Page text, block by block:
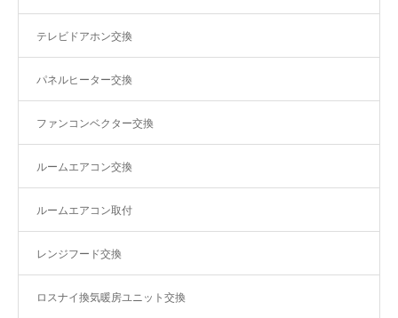
テレビドアホン交換
パネルヒーター交換
ファンコンベクター交換
ルームエアコン交換
ルームエアコン取付
レンジフード交換
ロスナイ換気暖房ユニット交換